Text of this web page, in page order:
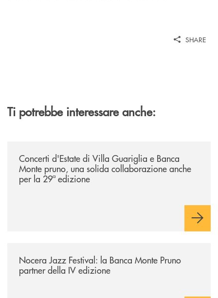
SHARE
Ti potrebbe interessare anche:
Concerti d'Estate di Villa Guariglia e Banca
Monte pruno, una solida collaborazione anche
per la 29ª edizione
Nocera Jazz Festival: la Banca Monte Pruno
partner della IV edizione